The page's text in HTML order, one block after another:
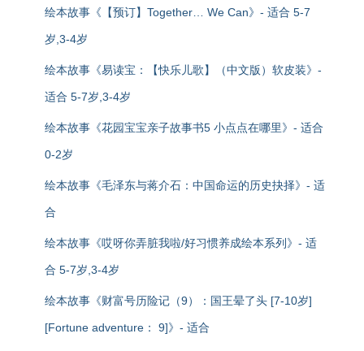
绘本故事《【预订】Together… We Can》- 适合 5-7
岁,3-4岁
绘本故事《易读宝：【快乐儿歌】（中文版）软皮装》-
适合 5-7岁,3-4岁
绘本故事《花园宝宝亲子故事书5 小点点在哪里》- 适合
0-2岁
绘本故事《毛泽东与蒋介石：中国命运的历史抉择》- 适
合
绘本故事《哎呀你弄脏我啦/好习惯养成绘本系列》- 适
合 5-7岁,3-4岁
绘本故事《财富号历险记（9）：国王晕了头 [7-10岁]
[Fortune adventure： 9]》- 适合